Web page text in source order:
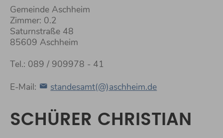
Gemeinde Aschheim
Zimmer: 0.2
Saturnstraße 48
85609 Aschheim
Tel.: 089 / 909978 - 41
E-Mail:
standesamt(@)aschheim.de
SCHÜRER CHRISTIAN